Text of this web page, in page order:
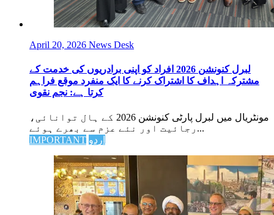
April 20, 2026 News Desk
لبرل کنونشن 2026 افراد کو اپنی برادریوں کی خدمت کے
مشترکہ اہداف کا اشتراک کرنے کا ایک منفرد موقع فراہم
کرتا ہے: نجم نقوی
مونٹریال میں لبرل پارٹی کنونشن 2026 کے ہال توانائی،
رجائیت اور نئے عزم سے بھرے ہوئے...
IMPORTANT اردو